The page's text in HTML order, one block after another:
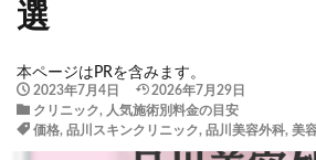
選
本ページはPRを含みます。
2023年7月4日
2026年7月29日
クリニック, 人気施術別料金の目安
価格, 品川スキンクリニック, 品川美容外科, 美